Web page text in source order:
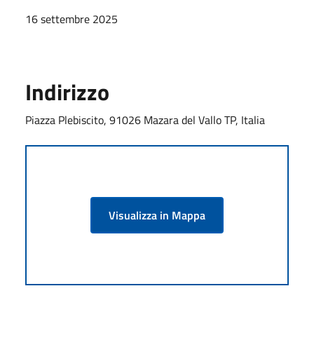
16 settembre 2025
Indirizzo
Piazza Plebiscito, 91026 Mazara del Vallo TP, Italia
Visualizza in Mappa